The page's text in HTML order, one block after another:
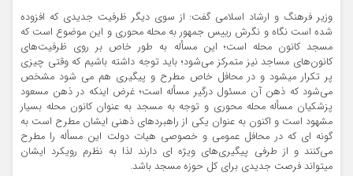
وزیر فرهنگ و ارشاد اسلامی گفت: از سوی دیگر ظرفیت جدیدی که افزوده
شده است نگاه و نگرش رییس جمهور به محله محوری و این موضوع است که
مسجد کانون محله است؛ این مسأله به طور خاص بر روی ظرفیت‌های
کانون‌های مساجد نیز متمرکز می‌شود؛ باید توجه داشته باشیم که وقتی چیزی
پر تکرار میشود و در محافل خاص مطرح و پیگیری هم می شود مشخص
می‌شود که ذهن آن مسئول درگیر مسأله است؛ غرض اینکه در ذهن مسعود
پزشکیان مسأله محله محوری و توجه به مسجد به عنوان کانون محله بسیار
مشهود است و اکنون به عنوان یکی از راهبردهای ذهنی ایشان مطرح است به
گونه ای که در محافل عمومی و خصوصی هیات دولت این مسأله را مطرح
می‌کنند و از طرفی پیگیری‌های ویژه ای دارند لذا به نظرم رویکرد ایشان
میتواند فرصت جدیدی برای کل حوزه مسجد باشد.